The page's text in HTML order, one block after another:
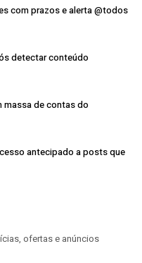
com prazos e alerta @todos
detectar conteúdo
massa de contas do
antecipado a posts que
ofertas e anúncios